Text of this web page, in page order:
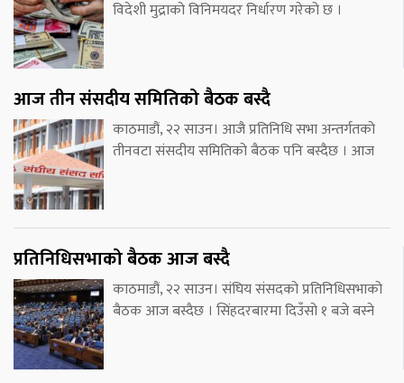
विदेशी मुद्राको विनिमयदर निर्धारण गरेको छ ।
आज तीन संसदीय समितिको बैठक बस्दै
काठमाडौं, २२ साउन। आजै प्रतिनिधि सभा अन्तर्गतको
तीनवटा संसदीय समितिको बैठक पनि बस्दैछ । आज
प्रतिनिधिसभाको बैठक आज बस्दै
काठमाडौं, २२ साउन। संघिय संसदको प्रतिनिधिसभाको
बैठक आज बस्दैछ । सिंहदरबारमा दिउँसो १ बजे बस्ने